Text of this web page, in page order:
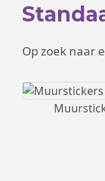
Op zoek naar